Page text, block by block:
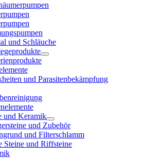
und Schläuche
und Parasitenbekämpfung
und Keramik
und Zubehör
und Filterschlamm
Steine und Riffsteine